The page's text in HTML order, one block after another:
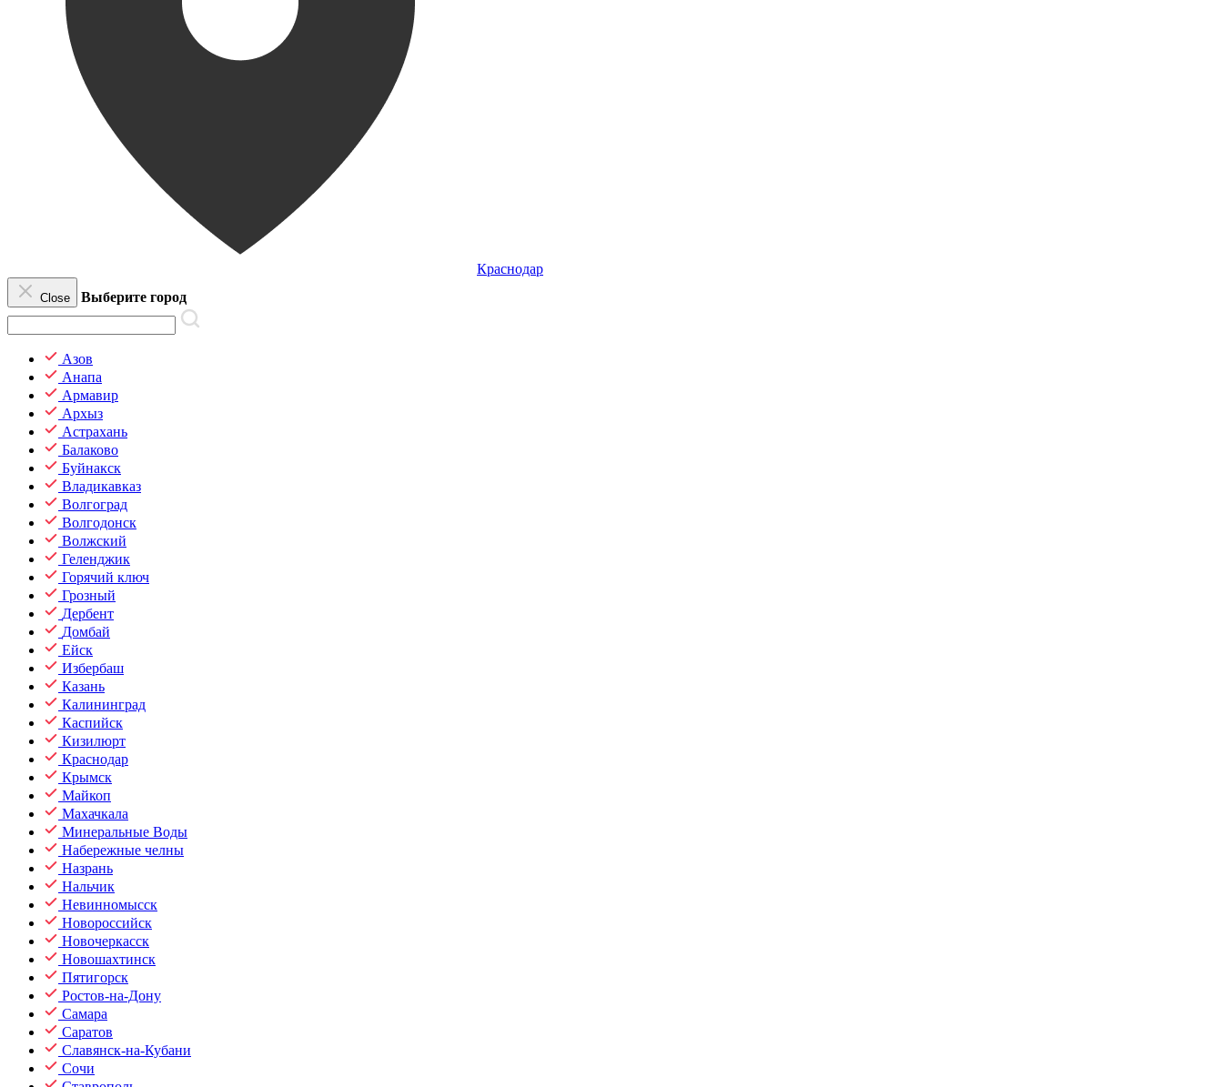
Краснодар
Close Выберите город
Азов
Анапа
Армавир
Архыз
Астрахань
Балаково
Буйнакск
Владикавказ
Волгоград
Волгодонск
Волжский
Геленджик
Горячий ключ
Грозный
Дербент
Домбай
Ейск
Избербаш
Казань
Калининград
Каспийск
Кизилюрт
Краснодар
Крымск
Майкоп
Махачкала
Минеральные Воды
Набережные челны
Назрань
Нальчик
Невинномысск
Новороссийск
Новочеркасск
Новошахтинск
Пятигорск
Ростов-на-Дону
Самара
Саратов
Славянск-на-Кубани
Сочи